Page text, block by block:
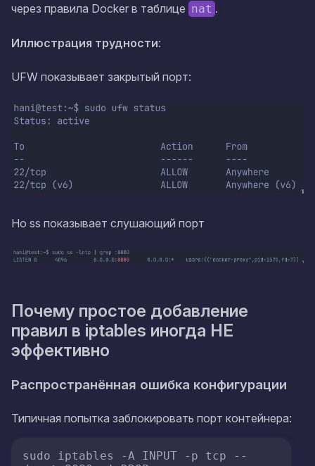
через правила Docker в таблице nat .
Иллюстрация трудности:
UFW показывает закрытый порт:
Но ss показывает слушающий порт
Почему простое добавление
правил в iptables иногда НЕ
эффективно
Распространённая ошибка конфигурации
Типичная попытка заблокировать порт контейнера:
sudo iptables -A INPUT -p tcp --